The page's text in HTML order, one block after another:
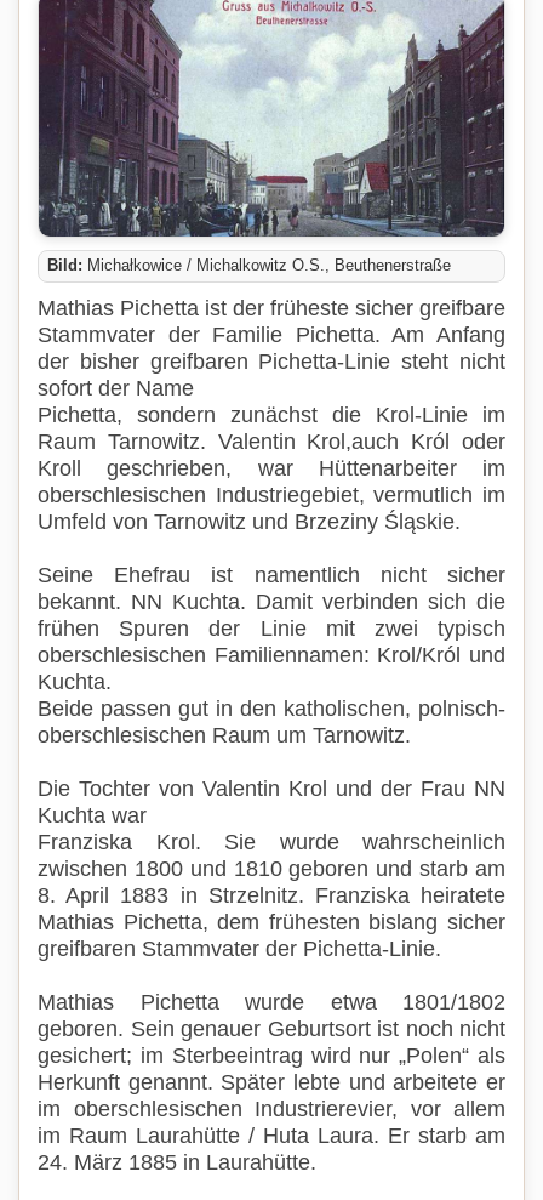
Bild: Michałkowice / Michalkowitz O.S., Beuthenerstraße
Mathias Pichetta ist der früheste sicher greifbare
Stammvater der Familie Pichetta. Am Anfang
der bisher greifbaren Pichetta-Linie steht nicht
sofort der Name
Pichetta, sondern zunächst die Krol-Linie im
Raum Tarnowitz. Valentin Krol,auch Król oder
Kroll geschrieben, war Hüttenarbeiter im
oberschlesischen Industriegebiet, vermutlich im
Umfeld von Tarnowitz und Brzeziny Śląskie.
Seine Ehefrau ist namentlich nicht sicher
bekannt. NN Kuchta. Damit verbinden sich die
frühen Spuren der Linie mit zwei typisch
oberschlesischen Familiennamen: Krol/Król und
Kuchta.
Beide passen gut in den katholischen, polnisch-
oberschlesischen Raum um Tarnowitz.
Die Tochter von Valentin Krol und der Frau NN
Kuchta war
Franziska Krol. Sie wurde wahrscheinlich
zwischen 1800 und 1810 geboren und starb am
8. April 1883 in Strzelnitz. Franziska heiratete
Mathias Pichetta, dem frühesten bislang sicher
greifbaren Stammvater der Pichetta-Linie.
Mathias Pichetta wurde etwa 1801/1802
geboren. Sein genauer Geburtsort ist noch nicht
gesichert; im Sterbeeintrag wird nur „Polen“ als
Herkunft genannt. Später lebte und arbeitete er
im oberschlesischen Industrierevier, vor allem
im Raum Laurahütte / Huta Laura. Er starb am
24. März 1885 in Laurahütte.